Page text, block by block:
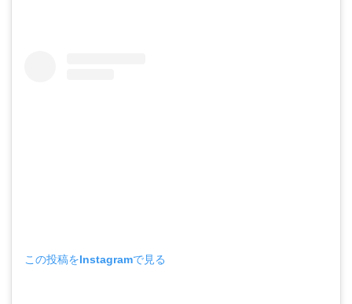
この投稿をInstagramで見る